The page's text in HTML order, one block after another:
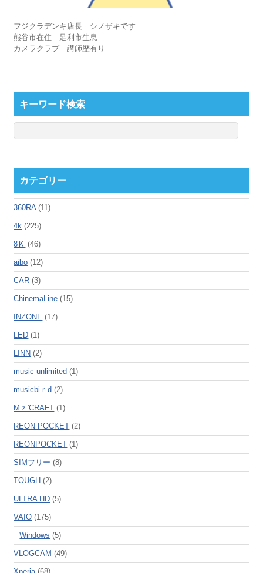
フジクラデンキ店長 シノザキです
熊谷市在住 足利市生息
カメラクラブ 講師歴有り
キーワード検索
カテゴリー
360RA(11)
4k (225)
8Ｋ (46)
aibo (12)
CAR (3)
ChinemaLine (15)
INZONE (17)
LED (1)
LINN (2)
music unlimited (1)
musicbiｒd (2)
Mｚ'CRAFT (1)
REON POCKET (2)
REONPOCKET (1)
SIMフリー (8)
TOUGH (2)
ULTRA HD (5)
VAIO (175)
Windows (5)
VLOGCAM (49)